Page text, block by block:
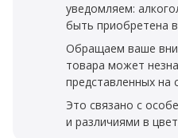
уведомляем:
быть приобретена
Обращаем ваше
товара может
представленных на
Это связано с
и различиями в